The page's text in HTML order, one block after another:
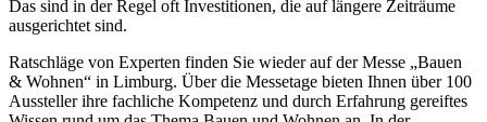
Das sind in der Regel oft Investitionen, die auf längere Zeiträume
ausgerichtet sind.
Ratschläge von Experten finden Sie wieder auf der Messe „Bauen
& Wohnen“ in Limburg. Über die Messetage bieten Ihnen über 100
Aussteller ihre fachliche Kompetenz und durch Erfahrung gereiftes